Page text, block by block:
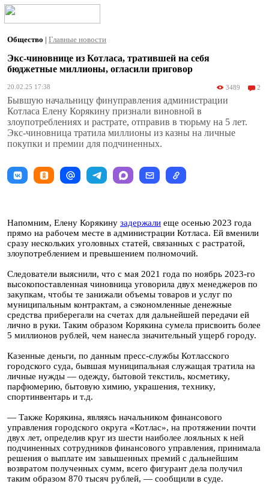
Общество | Главные новости
Экс-чиновнице из Котласа, тратившей на себя
бюджетные миллионы, огласили приговор
20.02.25 17:38 3489 2
Бывшую начальницу финуправления администрации
Котласа Елену Корякину признали виновной в
злоупотреблениях и растрате, отправив в тюрьму на 5 лет.
Экс-чиновница тратила миллионы из казны на личные
покупки и премии для подчиненных.
Напомним, Елену Корякину задержали еще осенью 2023 года
прямо на рабочем месте в администрации Котласа. Ей вменили
сразу нескольких уголовных статей, связанных с растратой,
злоупотреблением и превышением полномочий.
Следователи выяснили, что с мая 2021 года по ноябрь 2023-го
высокопоставленная чиновница уговорила двух менеджеров по
закупкам, чтобы те занижали объемы товаров и услуг по
муниципальным контрактам, а сэкономленные денежные
средства приберегали на счетах для дальнейшей передачи ей
лично в руки. Таким образом Корякина сумела присвоить более
5 миллионов рублей, чем нанесла значительный ущерб городу.
Казенные деньги, по данным пресс-службы Котласского
городского суда, бывшая муниципальная служащая тратила на
личные нужды — одежду, бытовой текстиль, косметику,
парфюмерию, бытовую химию, украшения, технику,
спортинвентарь и т.д.
— Также Корякина, являясь начальником финансового
управления городского округа «Котлас», на протяжении почти
двух лет, определив круг из шести наиболее лояльных к ней
подчиненных сотрудников финансового управления, принимала
решения о выплате им завышенных премий с дальнейшим
возвратом полученных сумм, всего фигурант дела получил
таким образом 870 тысяч рублей, — сообщили в суде.